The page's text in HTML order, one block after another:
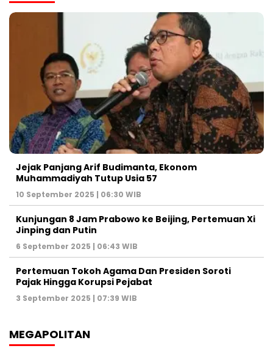
Jejak Panjang Arif Budimanta, Ekonom
Muhammadiyah Tutup Usia 57
10 September 2025 | 06:30 WIB
Kunjungan 8 Jam Prabowo ke Beijing, Pertemuan Xi
Jinping dan Putin
6 September 2025 | 06:43 WIB
Pertemuan Tokoh Agama Dan Presiden Soroti
Pajak Hingga Korupsi Pejabat
3 September 2025 | 07:39 WIB
MEGAPOLITAN